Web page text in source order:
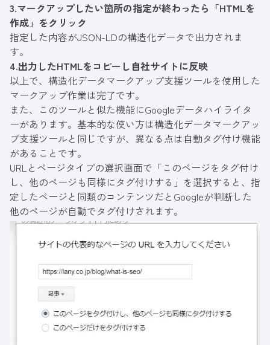
3.マークアップしたい箇所の指定が終わったら「HTMLを
作成」をクリック
指定した内容がJSON-LDの構造化データで出力されま
す。
4.出力したHTMLをコピーし自社サイトに反映
以上で、構造化データマークアップ支援ツールを使用した
マークアップ作業は完了です。
また、このツールと似た機能にGoogleデータハイライタ
ーがあります。基本的な使い方は構造化データマークアッ
プ支援ツールと同じですが、異なる点は自動タグ付け機能
があることです。
URLとページタイプの選択画面で「このページをタグ付け
し、他のページも同様にタグ付けする」を選択すると、指
定したページと同類のコンテンツだとGoogleが判断した
他のページが自動でタグ付けされます。